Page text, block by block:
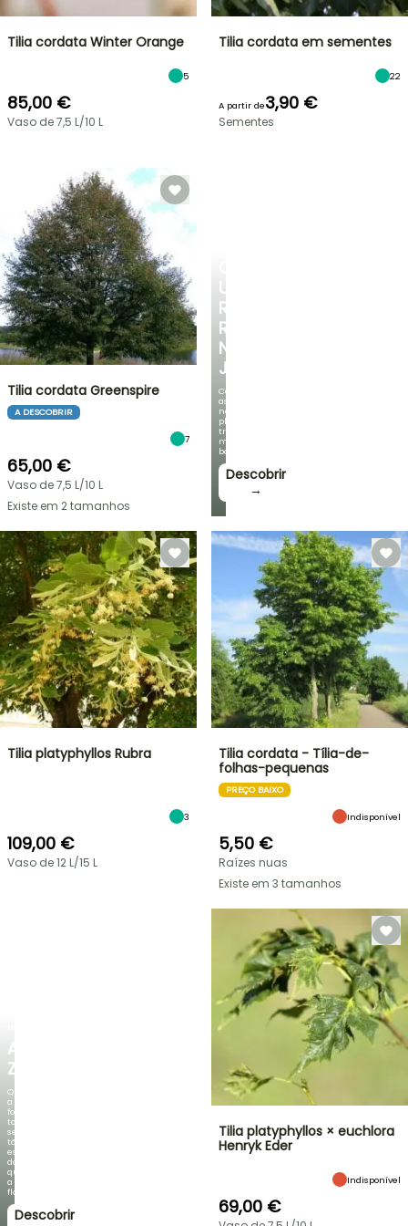
UM
RECANTO
REFRESCANTE
NO
JARDIM
Com
as
nossas
plantas
trepadeiras
mais
bonitas!
Descobrir
→
AGAPANTHUS
ZAMBEZI
Quando
a
folhagem
torna-
se
tão
espetacular
do
que
a
floração!
Descobrir
Tilia cordata Winter Orange
5
85,00 €
Vaso de 7,5 L/10 L
Tilia cordata em sementes
22
A partir de3,90 €
Sementes
Tilia cordata Greenspire
A DESCOBRIR
7
65,00 €
Vaso de 7,5 L/10 L
Existe em 2 tamanhos
Tilia platyphyllos Rubra
3
109,00 €
Vaso de 12 L/15 L
Tilia cordata - Tília-de-
folhas-pequenas
PREÇO BAIXO
Indisponível
5,50 €
Raízes nuas
Existe em 3 tamanhos
Tilia platyphyllos × euchlora
Henryk Eder
Indisponível
69,00 €